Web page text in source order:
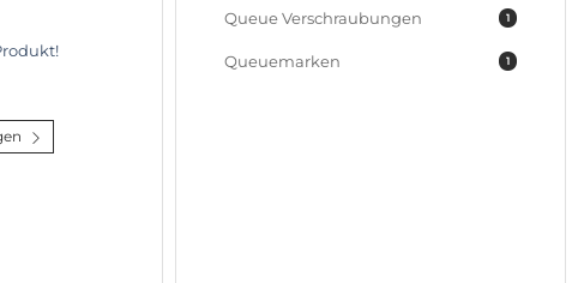
1
Queue Verschraubungen
1
Queuemarken